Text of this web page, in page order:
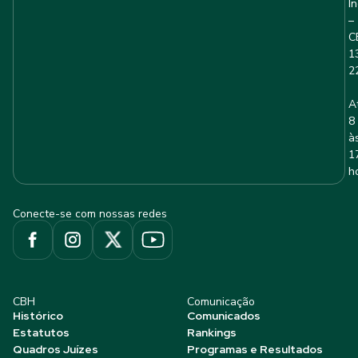
–
8
Conecte-se com nossas redes
CBH
Histórico
Estatutos
Quadros Juízes
Comunicação
Comunicados
Rankings
Programas e Resultados